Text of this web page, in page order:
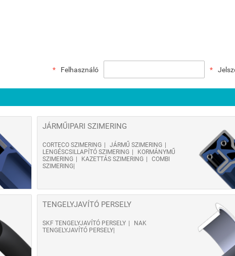
Felhasználó
JÁRMŰIPARI SZIMERING
CORTECO SZIMERING
JÁRMŰ SZIMERING
LENGÉSCSILLAPÍTÓ SZIMERING
KORMÁNYMŰ
SZIMERING
KAZETTÁS SZIMERING
COMBI
SZIMERING
TENGELYJAVÍTÓ PERSELY
SKF TENGELYJAVÍTÓ PERSELY
NAK
TENGELYJAVÍTÓ PERSELY